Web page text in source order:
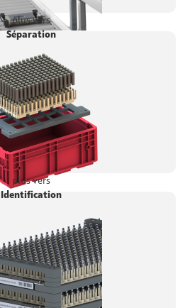
plus vers
Séparation
plus vers
Identification